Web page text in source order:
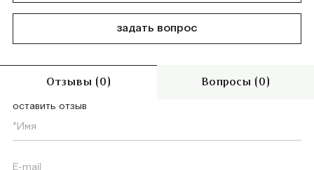
задать вопрос
Отзывы (0) Вопросы (0)
оставить отзыв